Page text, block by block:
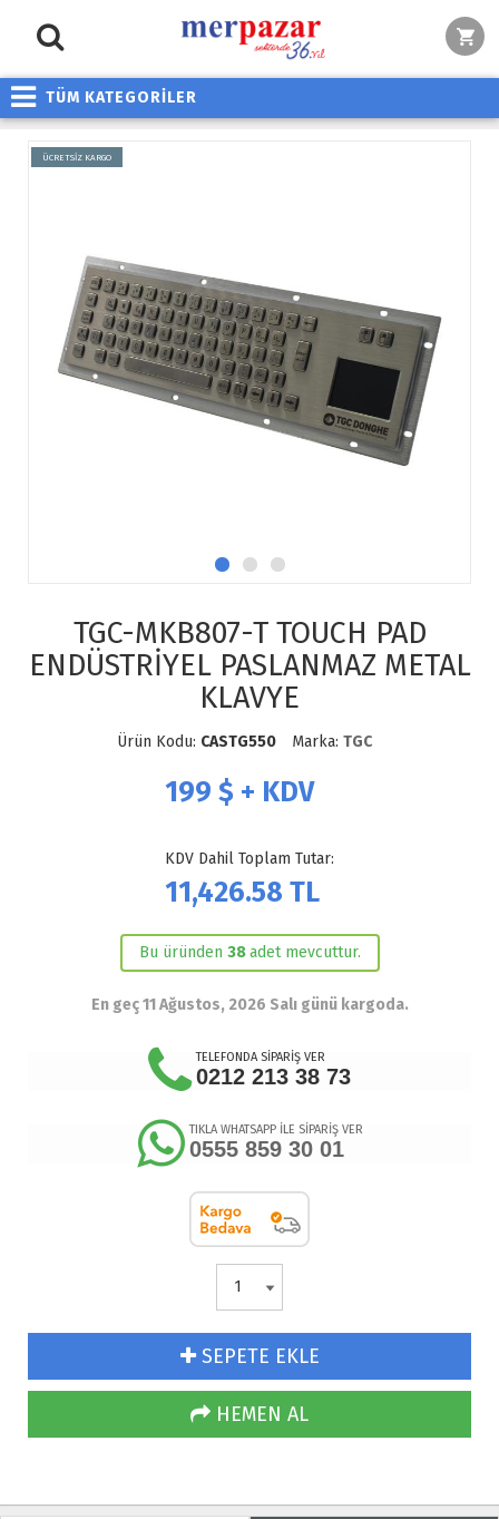
TÜM KATEGORİLER
ÜCRETSİZ KARGO
TGC-MKB807-T TOUCH PAD
ENDÜSTRİYEL PASLANMAZ METAL
KLAVYE
Ürün Kodu: CASTG550 Marka: TGC
199 $ + KDV
KDV Dahil Toplam Tutar:
11,426.58 TL
Bu üründen 38adet mevcuttur.
En geç 11 Ağustos, 2026 Salı günü kargoda.
TELEFONDA SİPARİŞ VER
0212 213 38 73
TIKLA WHATSAPP İLE SİPARİŞ VER
0555 859 30 01
SEPETE EKLE
HEMEN AL